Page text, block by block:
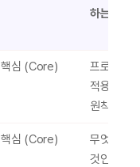
하는 단계
핵심 (Core)
프로젝트
적용되는
원칙 정의
핵심 (Core)
무엇을, 왜
것인지 정